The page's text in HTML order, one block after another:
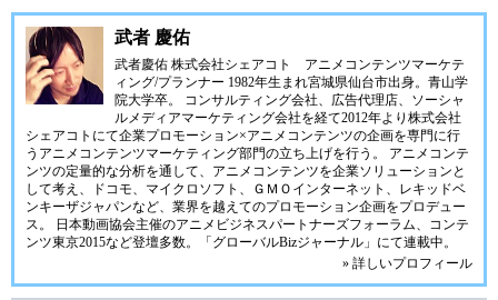
武者 慶佑
武者慶佑 株式会社シェアコト アニメコンテンツマーケテ
ィング/プランナー 1982年生まれ宮城県仙台市出身。青山学
院大学卒。 コンサルティング会社、広告代理店、ソーシャ
ルメディアマーケティング会社を経て2012年より株式会社
シェアコトにて企業プロモーション×アニメコンテンツの企画を専門に行
うアニメコンテンツマーケティング部門の立ち上げを行う。 アニメコンテ
ンツの定量的な分析を通して、アニメコンテンツを企業ソリューションと
して考え、ドコモ、マイクロソフト、ＧＭＯインターネット、レキッドベ
ンキーザジャパンなど、業界を越えてのプロモーション企画をプロデュー
ス。 日本動画協会主催のアニメビジネスパートナーズフォーラム、コンテ
ンツ東京2015など登壇多数。「グローバルBizジャーナル」にて連載中。
» 詳しいプロフィール